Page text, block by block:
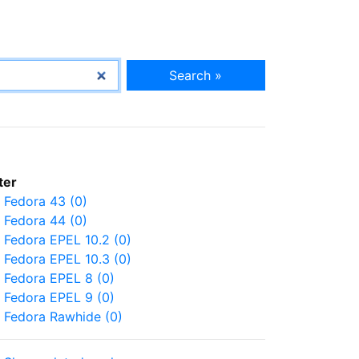
Search »
Fedora 43 (0)
Fedora 44 (0)
Fedora EPEL 10.2 (0)
Fedora EPEL 10.3 (0)
Fedora EPEL 8 (0)
Fedora EPEL 9 (0)
Fedora Rawhide (0)